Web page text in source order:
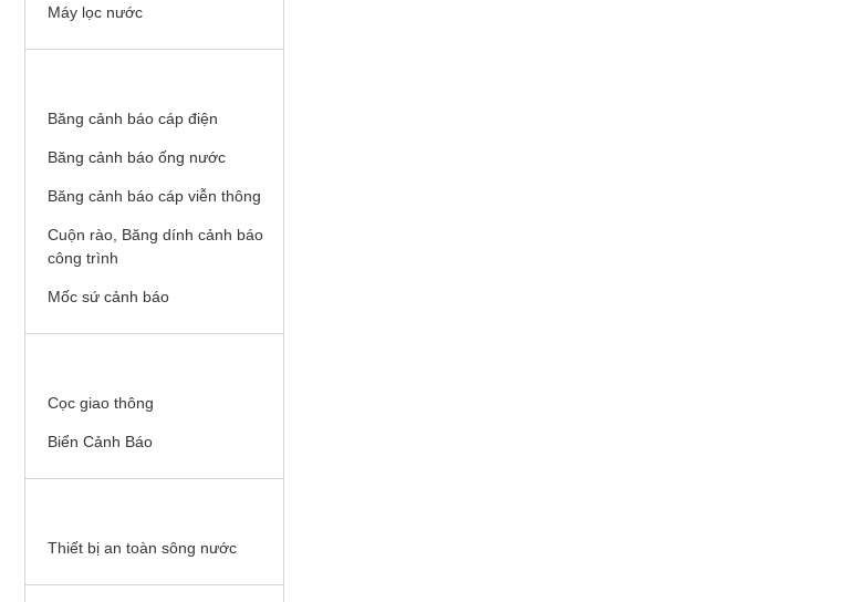
Máy lọc nước
Băng cảnh báo cáp điện
Băng cảnh báo ống nước
Băng cảnh báo cáp viễn thông
Cuộn rào, Băng dính cảnh báo
công trình
Mốc sứ cảnh báo
Cọc giao thông
Biển Cảnh Báo
Thiết bị an toàn sông nước